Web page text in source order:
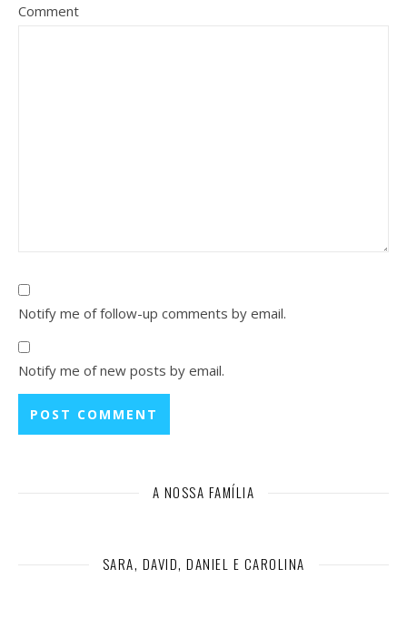
Comment
Notify me of follow-up comments by email.
Notify me of new posts by email.
A NOSSA FAMÍLIA
SARA, DAVID, DANIEL E CAROLINA